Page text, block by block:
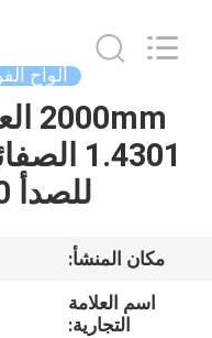
منزل،
بيت
معلومات
INDUSTRIAL
ألواح
للصدأ ASTM A240
مكان المنشأ:
اسم العلامة
التجارية: